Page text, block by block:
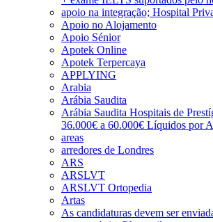
apoio na integração; Hospital
Apoio no Alojamento
Apoio Sénior
Apotek Online
Apotek Terpercaya
APPLYING
Arabia
Arábia Saudita
Arábia Saudita Hospitais de
36.000€ a 60.000€ Líquidos por
areas
arredores de Londres
ARS
ARSLVT
ARSLVT Ortopedia
Artas
As candidaturas devem ser